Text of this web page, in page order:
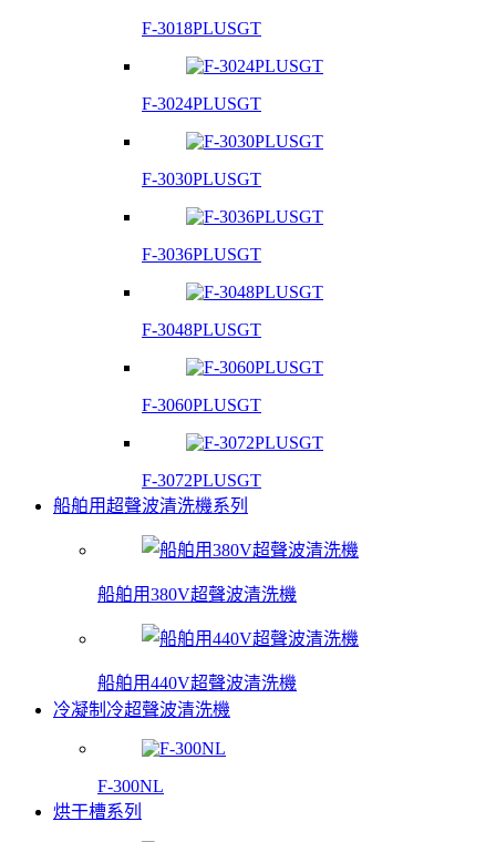
F-3018PLUSGT
F-3024PLUSGT
F-3030PLUSGT
F-3036PLUSGT
F-3048PLUSGT
F-3060PLUSGT
F-3072PLUSGT
船舶用超聲波清洗機系列
船舶用380V超聲波清洗機
船舶用440V超聲波清洗機
冷凝制冷超聲波清洗機
F-300NL
烘干槽系列